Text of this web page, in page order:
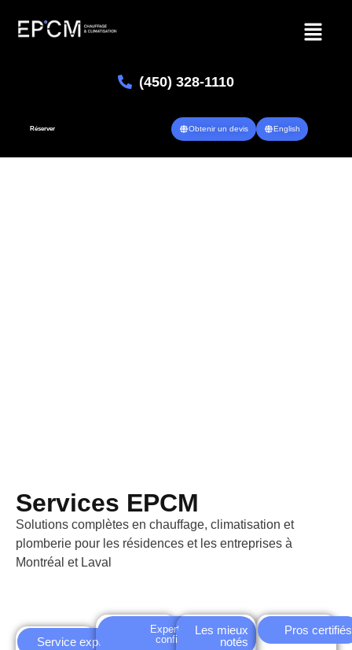
(450) 328-1110
Réserver Obtenir un devis English
Services EPCM
Solutions complètes en chauffage, climatisation et
plomberie pour les résidences et les entreprises à
Montréal et Laval
Service expert
Experts de
confiance
Les mieux
notés
Pros certifiés